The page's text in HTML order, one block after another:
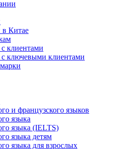
в Китае
с клиентами
с ключевыми клиентами
и французского языков
языка
языка (IELTS)
языка детям
языка для взрослых